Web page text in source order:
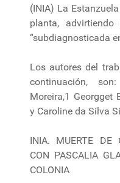
(INIA) La
planta,
“subdiagnosticada
Los autores del
continuación,
Moreira,1 Georgget
y Caroline da Silva
INIA. MUERTE DE
CON PASCALIA
COLONIA